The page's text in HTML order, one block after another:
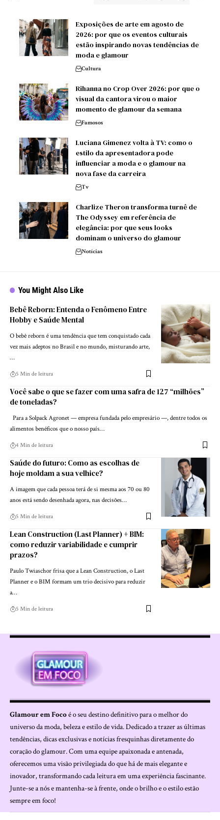
Exposições de arte em agosto de
2026: por que os eventos culturais
estão inspirando novas tendências de
moda e glamour
Cultura
Rihanna no Crop Over 2026: por que o
visual da cantora virou o maior
momento de glamour da semana
Famosos
Luciana Gimenez volta à TV: como o
estilo da apresentadora pode
influenciar a moda e o glamour na
nova fase da carreira
Tv
Charlize Theron transforma turnê de
The Odyssey em referência de
elegância: por que seus looks
dominam o universo do glamour
Notícias
You Might Also Like
Bebê Reborn: Entenda o Fenômeno Entre
Hobby e Saúde Mental
O bebê reborn é uma tendência que tem conquistado cada
vez mais adeptos no Brasil e no mundo, misturando arte,
…
5 Min de leitura
Você sabe o que se fazer com uma safra de 127 “milhões”
de toneladas?
Para a Solpack Agronet — empresa fundada pelo empresário —, dentre todos os
alimentos benéficos que o nosso país…
4 Min de leitura
Saúde do futuro: Como as escolhas de
hoje moldam a sua velhice?
A imagem que cada pessoa terá de si mesma aos 70 ou 80
anos está sendo desenhada agora, nas decisões…
5 Min de leitura
Lean Construction (Last Planner) + BIM:
como reduzir variabilidade e cumprir
prazos?
Paulo Twiaschor frisa que a Lean Construction, o Last
Planner e o BIM formam um trio decisivo para reduzir
a…
5 Min de leitura
Glamour em Focoé o seu destino definitivo para o melhor do
universo da moda, beleza e estilo de vida. Dedicado a trazer as últimas
tendências, dicas exclusivas e notícias fresquinhas diretamente do
coração do glamour. Com uma equipe apaixonada e antenada,
oferecemos uma visão privilegiada do que há de mais elegante e
inovador, transformando cada leitura em uma experiência fascinante.
Junte-se a nós e mantenha-se à frente, onde o brilho e o estilo estão
sempre em foco!